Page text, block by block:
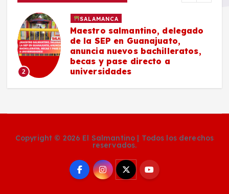
2
SALAMANCA
Maestro salmantino, delegado
de la SEP en Guanajuato,
anuncia nuevos bachilleratos,
becas y pase directo a
universidades
Copyright © 2026 El Salmantino | Todos los derechos
reservados.